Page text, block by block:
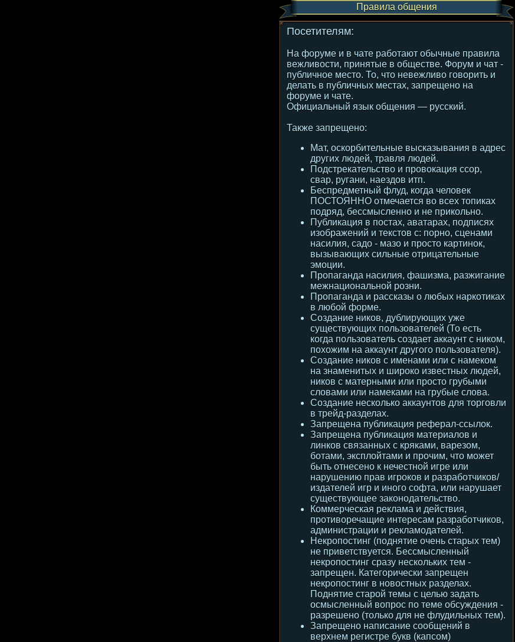
Правила общения
Посетителям:
На форуме и в чате работают обычные правила
вежливости, принятые в обществе. Форум и чат -
публичное место. То, что невежливо говорить и
делать в публичных местах, запрещено на
форуме и чате.
Официальный язык общения — русский.
Также запрещено:
Мат, оскорбительные высказывания в адрес
других людей, травля людей.
Подстрекательство и провокация ссор,
свар, ругани, наездов итп.
Беспредметный флуд, когда человек
ПОСТОЯННО отмечается во всех топиках
подряд, бессмысленно и не прикольно.
Публикация в постах, аватарах, подписях
изображений и текстов с: порно, сценами
насилия, садо - мазо и просто картинок,
вызывающих сильные отрицательные
эмоции.
Пропаганда насилия, фашизма, разжигание
межнациональной розни.
Пропаганда и рассказы о любых наркотиках
в любой форме.
Создание ников, дублирующих уже
существующих пользователей (То есть
когда пользователь создает аккаунт с ником,
похожим на аккаунт другого пользователя).
Создание ников с именами или с намеком
на знаменитых и широко известных людей,
ников с матерными или просто грубыми
словами или намеками на грубые слова.
Создание несколько аккаунтов для торговли
в трейд-разделах.
Запрещена публикация реферал-ссылок.
Запрещена публикация материалов и
линков связанных с кряками, варезом,
ботами, эксплойтами и прочим, что может
быть отнесено к нечестной игре или
нарушению прав игроков и разработчиков/
издателей игр и иного софта, или нарушает
существующее законодательство.
Коммерческая реклама и действия,
противоречащие интересам разработчиков,
администрации и рекламодателей.
Некропостинг (поднятие очень старых тем)
не приветствуется. Бессмысленный
некропостинг сразу нескольких тем -
запрещен. Категорически запрещен
некропостинг в новостных разделах.
Поднятие старой темы с целью задать
осмысленный вопрос по теме обсуждения -
разрешено (только для не флудильных тем).
Запрещено написание сообщений в
верхнем регистре букв (капсом)